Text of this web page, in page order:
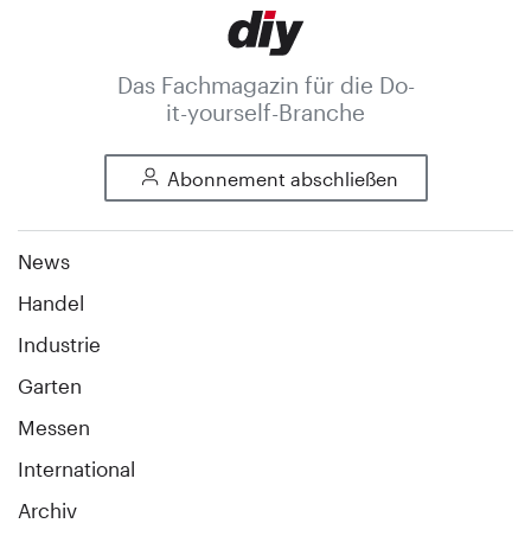
Das Fachmagazin für die Do-
it-yourself-Branche
Abonnement abschließen
News
Handel
Industrie
Garten
Messen
International
Archiv